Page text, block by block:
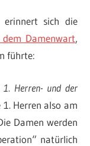
erinnert sich die
Damenwart,
führte:
1. Herren- und der
Herren also am
Damen werden
natürlich